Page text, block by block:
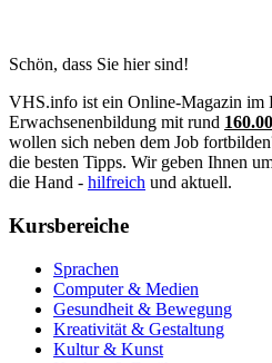
Schön, dass Sie hier sind!
VHS.info ist ein Online-Magazin im
Erwachsenenbildung mit rund
wollen sich neben dem Job
die besten Tipps. Wir geben Ihnen
die Hand - hilfreich und aktuell.
Kursbereiche
Sprachen
Computer & Medien
Gesundheit & Bewegung
Kreativität & Gestaltung
Kultur & Kunst